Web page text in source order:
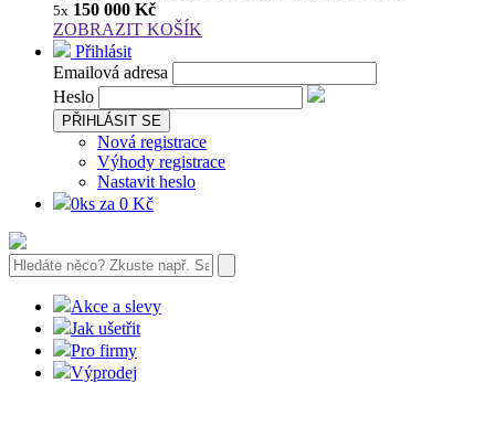
5x 150 000 Kč
ZOBRAZIT KOŠÍK
Přihlásit
Emailová adresa
Heslo
PŘIHLÁSIT SE
Nová registrace
Výhody registrace
Nastavit heslo
0ks za 0 Kč
Akce a slevy
Jak ušetřit
Pro firmy
Výprodej